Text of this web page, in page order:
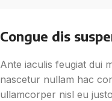
Congue dis
Ante iaculis feugiat dui
nascetur nullam hac
ullamcorper nisl eu